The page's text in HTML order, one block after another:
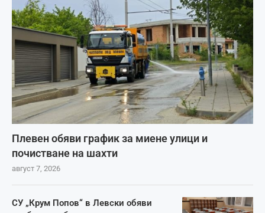
Плевен обяви график за миене улици и
почистване на шахти
август 7, 2026
СУ „Крум Попов“ в Левски обяви